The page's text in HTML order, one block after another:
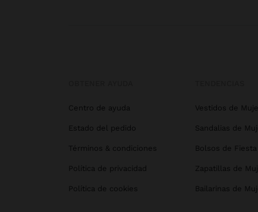
Centro de ayuda
Estado del pedido
Términos & condiciones
Política de privacidad
Política de cookies
Vestidos de
Sandalias de
Bolsos de
Zapatillas de
Bailarinas de